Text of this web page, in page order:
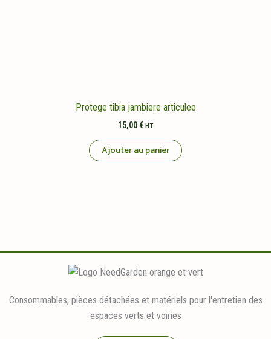
Protege tibia jambiere articulee
15,00 € HT
Ajouter au panier
Consommables, pièces détachées et matériels pour l'entretien des
espaces verts et voiries